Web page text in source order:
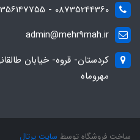
08735244360 - 09356147755
admin@mehr9mah.ir
کردستان- قروه- خیابان
مهروماه
ساخت فروشگاه توسط سایت پرتال